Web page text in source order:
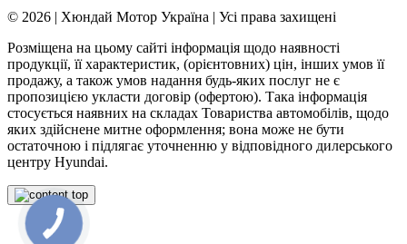
© 2026 | Хюндай Мотор Україна | Усі права захищені
Розміщена на цьому сайті інформація щодо наявності
продукції, її характеристик, (орієнтовних) цін, інших умов її
продажу, а також умов надання будь-яких послуг не є
пропозицією укласти договір (офертою). Така інформація
стосується наявних на складах Товариства автомобілів, щодо
яких здійснене митне оформлення; вона може не бути
остаточною і підлягає уточненню у відповідного дилерського
центру Hyundai.